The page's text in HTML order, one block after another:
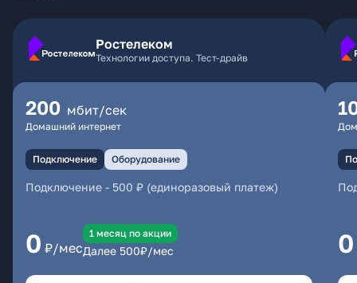
Ростелеком
Технологии доступа. Тест-драйв
200 мбит/сек
Домашний интернет
Подключение Оборудование
Подключение - 500 ₽ (единоразовый платеж)
0 ₽/мес
1 месяц по акции
Далее 500₽/мес 0